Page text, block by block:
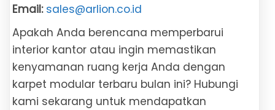
Email: sales@arlion.co.id
Apakah Anda berencana memperbarui
interior kantor atau ingin memastikan
kenyamanan ruang kerja Anda dengan
karpet modular terbaru bulan ini? Hubungi
kami sekarang untuk mendapatkan